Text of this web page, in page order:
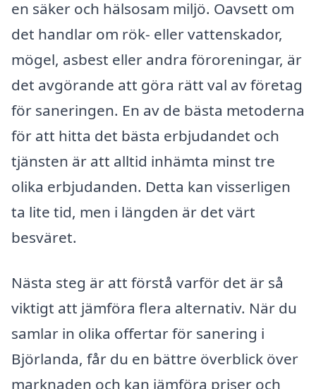
en säker och hälsosam miljö. Oavsett om
det handlar om rök- eller vattenskador,
mögel, asbest eller andra föroreningar, är
det avgörande att göra rätt val av företag
för saneringen. En av de bästa metoderna
för att hitta det bästa erbjudandet och
tjänsten är att alltid inhämta minst tre
olika erbjudanden. Detta kan visserligen
ta lite tid, men i längden är det värt
besväret.
Nästa steg är att förstå varför det är så
viktigt att jämföra flera alternativ. När du
samlar in olika offertar för sanering i
Björlanda, får du en bättre överblick över
marknaden och kan jämföra priser och